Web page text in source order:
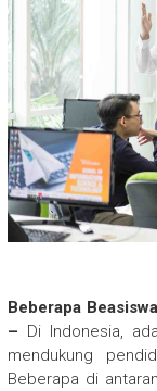
Beberapa
– Di Indonesia,
mendukung
Beberapa di